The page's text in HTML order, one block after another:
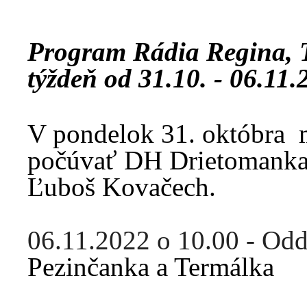
Program Rádia Regina,
týždeň od 31.10. -
V pondelok 31. októbra
počúvať DH
Ľuboš Kovačech.
06.11.2022 o 10.00 -
Pezinčanka a Termálka